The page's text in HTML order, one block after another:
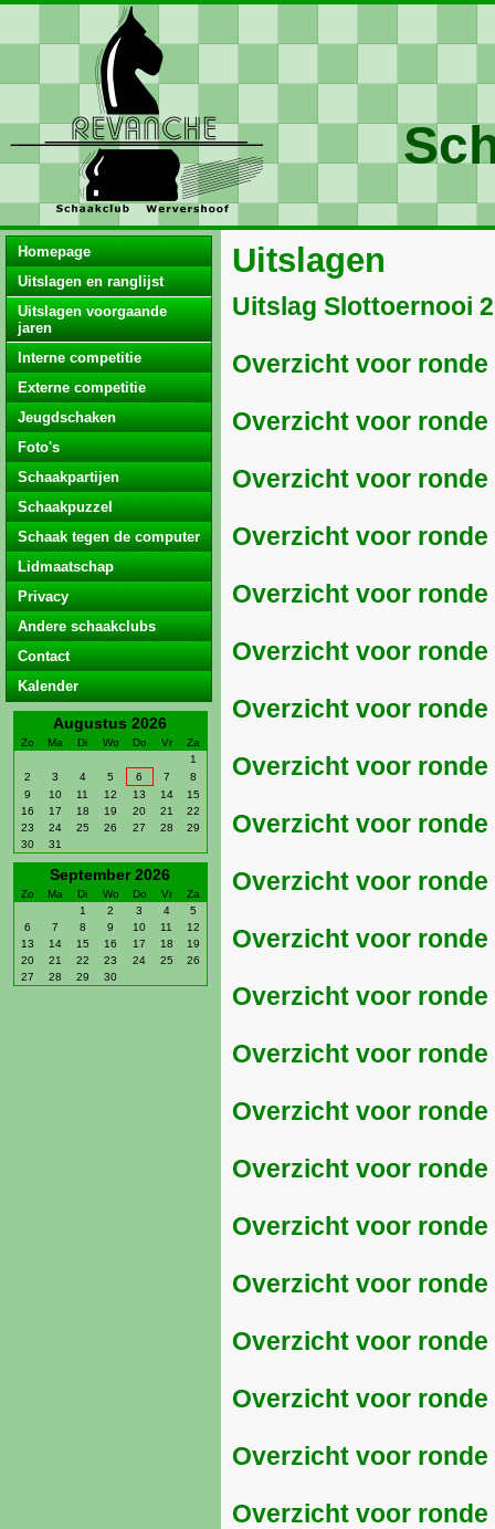
Homepage
Uitslagen en ranglijst
Uitslagen voorgaande
jaren
Interne competitie
Externe competitie
Jeugdschaken
Foto's
Schaakpartijen
Schaakpuzzel
Schaak tegen de computer
Lidmaatschap
Privacy
Andere schaakclubs
Contact
Kalender
Augustus 2026
Zo Ma Di Wo Do Vr
Za
1
2
3 4 5 6 7
8
9
10 11 12 13 14
15
16
17 18 19 20 21
22
23
24 25 26 27 28
29
30
31
September 2026
Zo Ma Di Wo Do Vr
Za
1
2 3 4
5
6
7 8 9 10 11
12
13
14 15 16 17 18
19
20
21 22 23 24 25
26
27
28 29 30
Uitslagen
Uitslag Slottoernooi
Overzicht voor ronde
Overzicht voor ronde
Overzicht voor ronde
Overzicht voor ronde
Overzicht voor ronde
Overzicht voor ronde
Overzicht voor ronde
Overzicht voor ronde
Overzicht voor ronde
Overzicht voor ronde
Overzicht voor ronde
Overzicht voor ronde
Overzicht voor
Overzicht voor ronde
Overzicht voor ronde
Overzicht voor ronde
Overzicht voor ronde
Overzicht voor ronde
Overzicht voor ronde
Overzicht voor ronde
Overzicht voor ronde